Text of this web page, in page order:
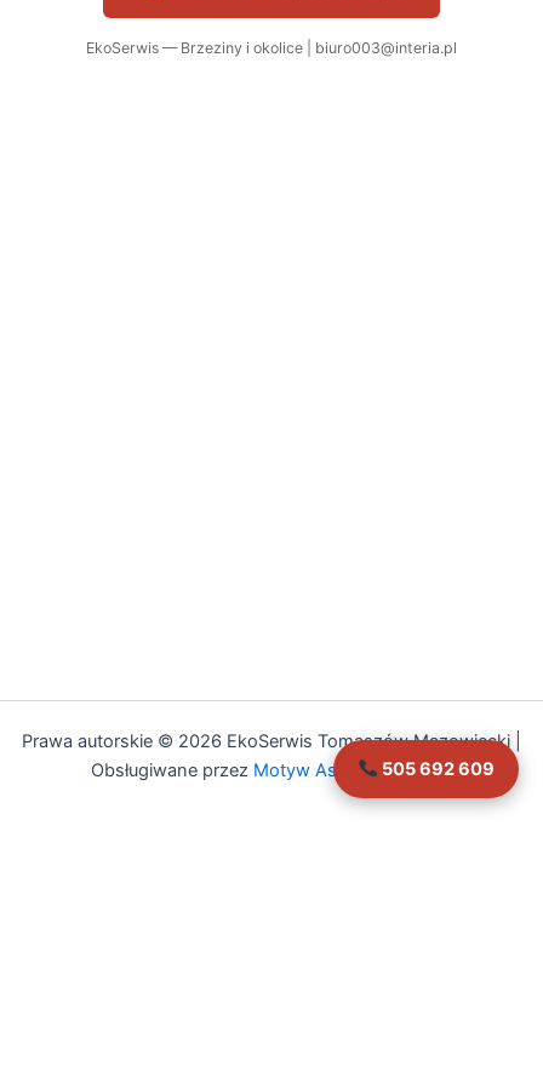
EkoSerwis — Brzeziny i okolice | biuro003@interia.pl
505 692 609
Prawa autorskie © 2026 EkoSerwis Tomaszów Mazowiecki |
Obsługiwane przez Motyw Astra WordPress